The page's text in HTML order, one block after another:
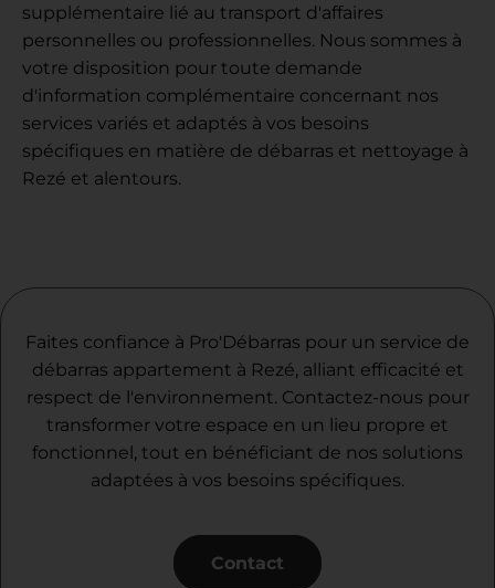
supplémentaire lié au transport d'affaires
personnelles ou professionnelles. Nous sommes à
votre disposition pour toute demande
d'information complémentaire concernant nos
services variés et adaptés à vos besoins
spécifiques en matière de débarras et nettoyage à
Rezé et alentours.
Faites confiance à Pro'Débarras pour un service de
débarras appartement à Rezé, alliant efficacité et
respect de l'environnement. Contactez-nous pour
transformer votre espace en un lieu propre et
fonctionnel, tout en bénéficiant de nos solutions
adaptées à vos besoins spécifiques.
Contact